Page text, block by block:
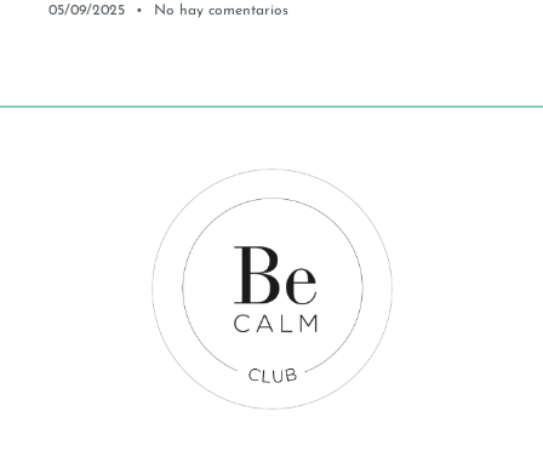
05/09/2025 No hay comentarios